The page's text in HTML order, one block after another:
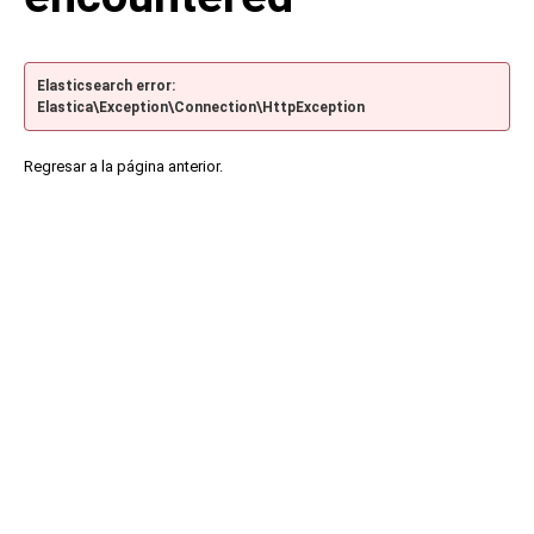
Elasticsearch error:
Elastica\Exception\Connection\HttpException
Regresar a la página anterior.